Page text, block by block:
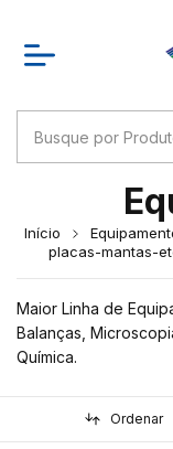
Início
placas-mantas-
Maior Linha de
Balanças,
Química.
Ordenar